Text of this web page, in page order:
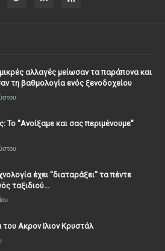
αλλαγές μείωσαν τα παράπονα και
τη βαθμολογία ενός ξενοδοχείου
Το "Ανοίξαμε και σας περιμένουμε"
έχει ''διαταράξει'' τα πέντε
ταξιδιού...
του Ακρον Ιλιον Κρυστάλ